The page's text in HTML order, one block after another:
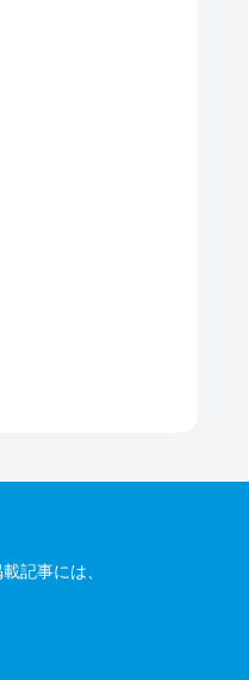
記事には、